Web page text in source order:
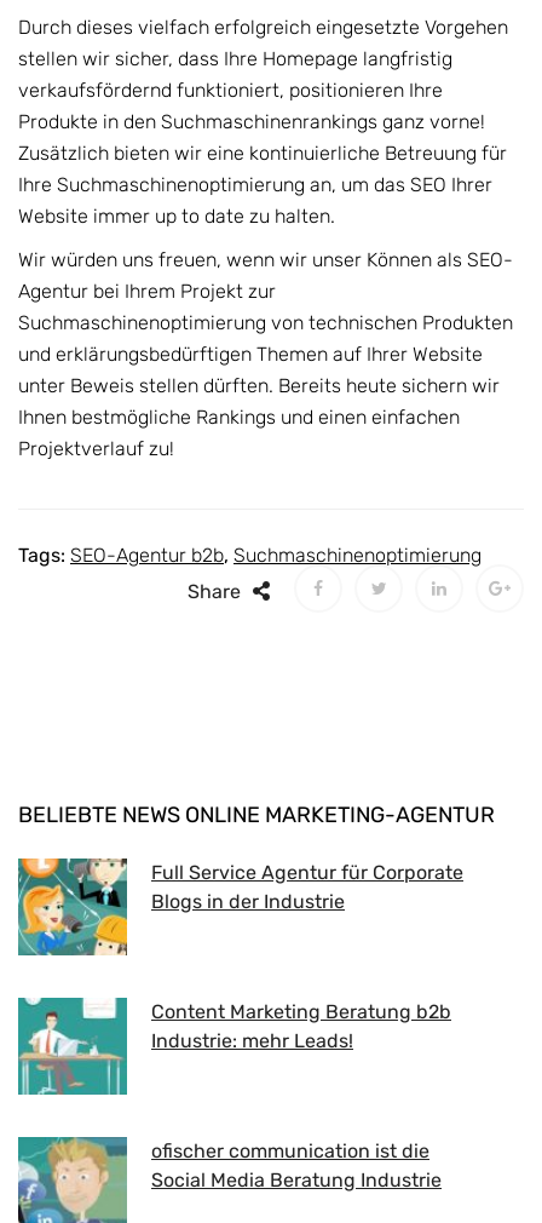
Durch dieses vielfach erfolgreich eingesetzte Vorgehen
stellen wir sicher, dass Ihre Homepage langfristig
verkaufsfördernd funktioniert, positionieren Ihre
Produkte in den Suchmaschinenrankings ganz vorne!
Zusätzlich bieten wir eine kontinuierliche Betreuung für
Ihre Suchmaschinenoptimierung an, um das SEO Ihrer
Website immer up to date zu halten.
Wir würden uns freuen, wenn wir unser Können als SEO-
Agentur bei Ihrem Projekt zur
Suchmaschinenoptimierung von technischen Produkten
und erklärungsbedürftigen Themen auf Ihrer Website
unter Beweis stellen dürften. Bereits heute sichern wir
Ihnen bestmögliche Rankings und einen einfachen
Projektverlauf zu!
Tags: SEO-Agentur b2b, Suchmaschinenoptimierung
Share
BELIEBTE NEWS ONLINE MARKETING-AGENTUR
Full Service Agentur für Corporate
Blogs in der Industrie
Content Marketing Beratung b2b
Industrie: mehr Leads!
ofischer communication ist die
Social Media Beratung Industrie